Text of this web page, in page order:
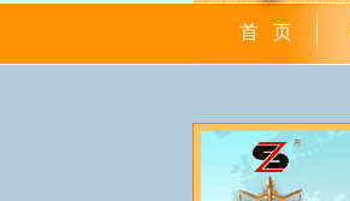
首 页